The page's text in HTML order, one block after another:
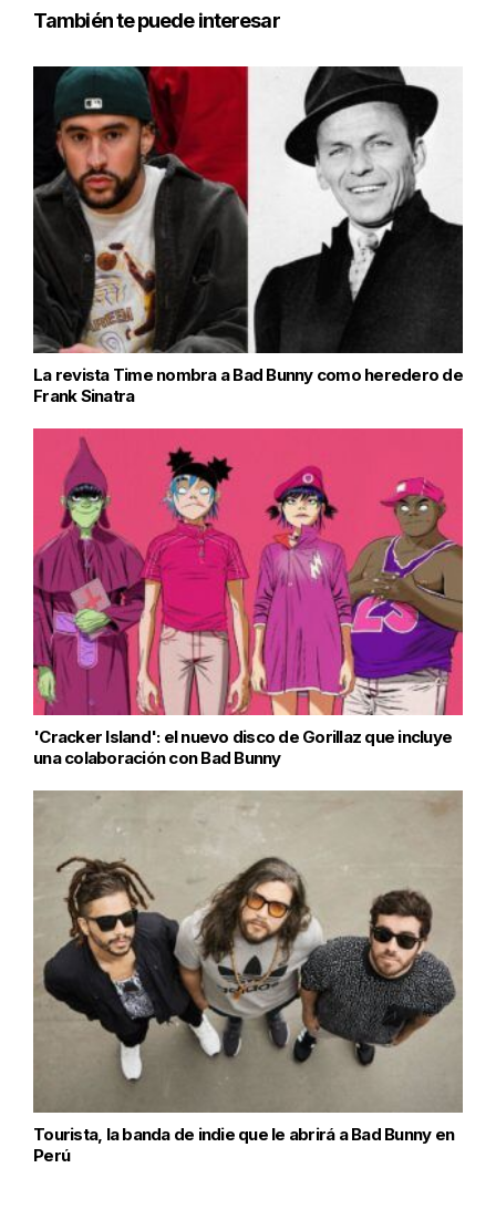
También te puede interesar
La revista Time nombra a Bad Bunny como heredero de
Frank Sinatra
'Cracker Island': el nuevo disco de Gorillaz que incluye
una colaboración con Bad Bunny
Tourista, la banda de indie que le abrirá a Bad Bunny en
Perú